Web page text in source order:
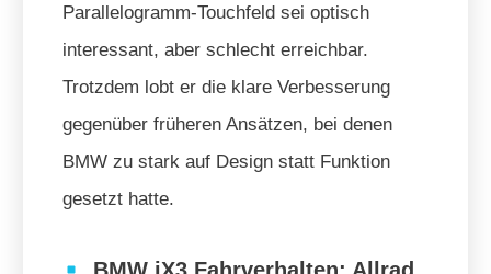
Parallelogramm-Touchfeld sei optisch
interessant, aber schlecht erreichbar.
Trotzdem lobt er die klare Verbesserung
gegenüber früheren Ansätzen, bei denen
BMW zu stark auf Design statt Funktion
gesetzt hatte.